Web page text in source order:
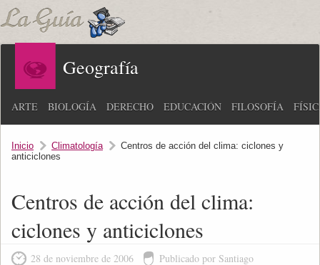
Geografía
ARTE BIOLOGÍA DERECHO EDUCACIÓN FILOSOFÍA
Inicio Climatología
Centros de acción del clima: ciclones y
anticiclones
Centros de acción del clima:
ciclones y anticiclones
28 de noviembre de 2006 Publicado por Santiago